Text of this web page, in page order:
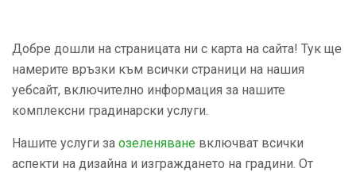
Добре дошли на страницата ни с карта на сайта! Тук ще
намерите връзки към всички страници на нашия
уебсайт, включително информация за нашите
комплексни градинарски услуги.
Нашите услуги за озеленяване включват всички
аспекти на дизайна и изграждането на градини. От